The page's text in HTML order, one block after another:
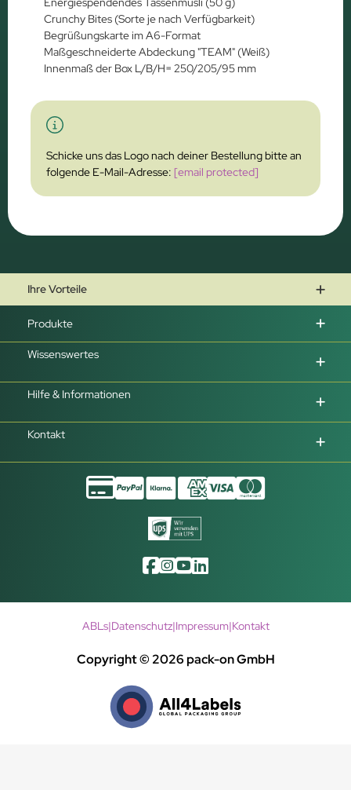
Crunchy Bites (Sorte je nach Verfügbarkeit)
Begrüßungskarte im A6-Format
Maßgeschneiderte Abdeckung "TEAM" (Weiß)
Innenmaß der Box L/B/H= 250/205/95 mm
Schicke uns das Logo nach deiner Bestellung bitte an
folgende E-Mail-Adresse:[email protected]
Ihre Vorteile
Produkte
Wissenswertes
Hilfe & Informationen
Kontakt
Copyright © 2026 pack-on GmbH
ABLs|Datenschutz|Impressum|Kontakt